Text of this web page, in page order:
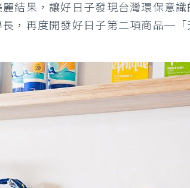
結果，讓好日子發現台灣環保意
，再度開發好日子第二項商品─